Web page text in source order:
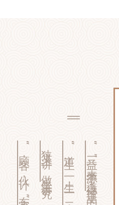
“三益”来源于《道德经》里的
狭义上讲，做生意讲究
“顾客，伙计，东家”三方合作。